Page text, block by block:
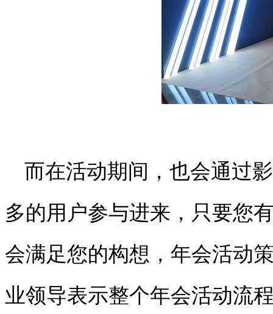
而在活动期间，也会通过
多的用户参与进来，只要您
会满足您的构想， 年会活动
业领导表示整个年会活动流